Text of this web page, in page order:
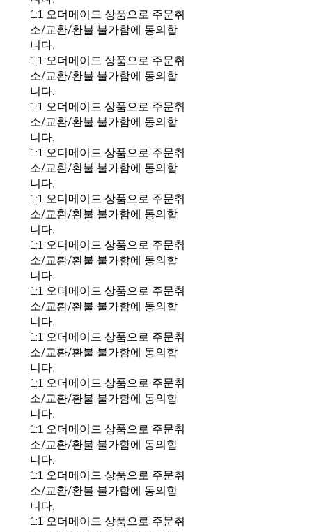
1:1 오더메이드 상품으로 주문취
소/교환/환불 불가함에 동의합
니다.
1:1 오더메이드 상품으로 주문취
소/교환/환불 불가함에 동의합
니다.
1:1 오더메이드 상품으로 주문취
소/교환/환불 불가함에 동의합
니다.
1:1 오더메이드 상품으로 주문취
소/교환/환불 불가함에 동의합
니다.
1:1 오더메이드 상품으로 주문취
소/교환/환불 불가함에 동의합
니다.
1:1 오더메이드 상품으로 주문취
소/교환/환불 불가함에 동의합
니다.
1:1 오더메이드 상품으로 주문취
소/교환/환불 불가함에 동의합
니다.
1:1 오더메이드 상품으로 주문취
소/교환/환불 불가함에 동의합
니다.
1:1 오더메이드 상품으로 주문취
소/교환/환불 불가함에 동의합
니다.
1:1 오더메이드 상품으로 주문취
소/교환/환불 불가함에 동의합
니다.
1:1 오더메이드 상품으로 주문취
소/교환/환불 불가함에 동의합
니다.
1:1 오더메이드 상품으로 주문취